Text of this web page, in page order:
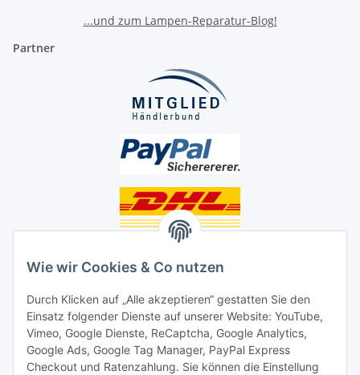
Wie wir Cookies & Co nutzen
Durch Klicken auf „Alle akzeptieren“ gestatten Sie den
Einsatz folgender Dienste auf unserer Website: YouTube,
Vimeo, Google Dienste, ReCaptcha, Google Analytics,
Google Ads, Google Tag Manager, PayPal Express
Checkout und Ratenzahlung. Sie können die Einstellung
...und zum Lampen-Reparatur-Blog!
Partner
Social Media
Unsere Dienstleistungen
Lampenreparatur